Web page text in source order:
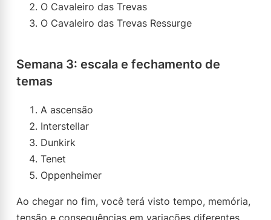
O Cavaleiro das Trevas
O Cavaleiro das Trevas Ressurge
Semana 3: escala e fechamento de
temas
A ascensão
Interstellar
Dunkirk
Tenet
Oppenheimer
Ao chegar no fim, você terá visto tempo, memória,
tensão e consequências em variações diferentes.